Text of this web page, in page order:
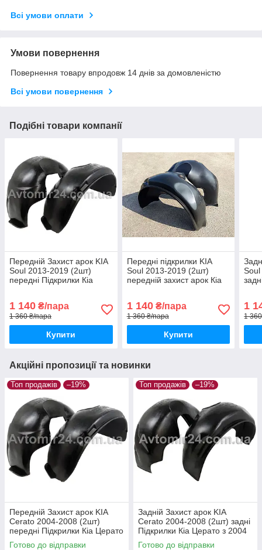
Всі умови оплати
Умови повернення
Повернення товару впродовж 14 днів за домовленістю
Всі умови повернення
Подібні товари компанії
Передній Захист арок KIA
Soul 2013-2019 (2шт)
передні Підкрилки Кіа
1 140 ₴/пара
1 360 ₴/пара
Купити
Передні підкрилки KIA
Soul 2013-2019 (2шт)
передній захист арок Кіа
1 140₴/пара
1 360 ₴/пара
Купити
1
1
Акційні пропозиції та новинки
Топ продажів –19%
Передній Захист арок KIA
Cerato 2004-2008 (2шт)
передні Підкрилки Кіа Церато
з 2004 пара передніх
Готово до відправки
Топ продажів –19%
Задній Захист арок KIA
Cerato 2004-2008 (2шт) задні
Підкрилки Кіа Церато з 2004
пара задніх
Готово до відправки